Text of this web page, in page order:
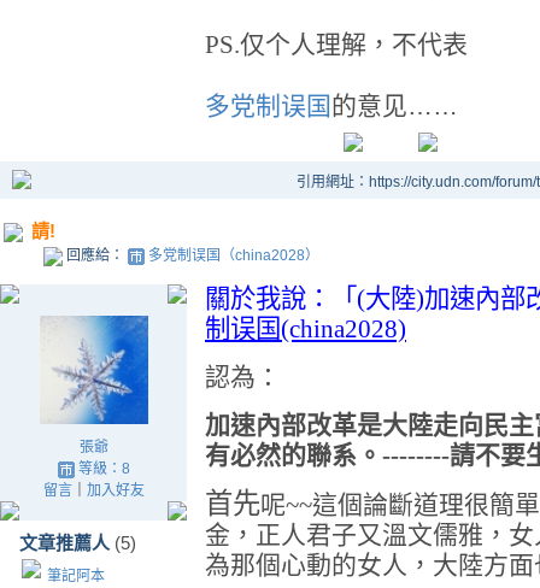
PS.仅个人理解，不代表
多党制误国的意见……
引用網址：https://city.udn.com/
請!
回應給： 多党制误国（china2028）
張爺
等級：8
留言｜ 加入好友
文章推薦人 (5)
筆記阿本
關於我說：「(大陸)加速內部
制误国(china2028)
認為：
加速內部改革是大陸走向民
有必然的聯系。 --------請不要
首先呢~~這個論斷道理很簡
金，正人君子又溫文儒雅，
為那個心動的女人，大陸方